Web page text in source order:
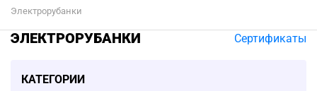
Электрорубанки
ЭЛЕКТРОРУБАНКИ Сертификаты
КАТЕГОРИИ